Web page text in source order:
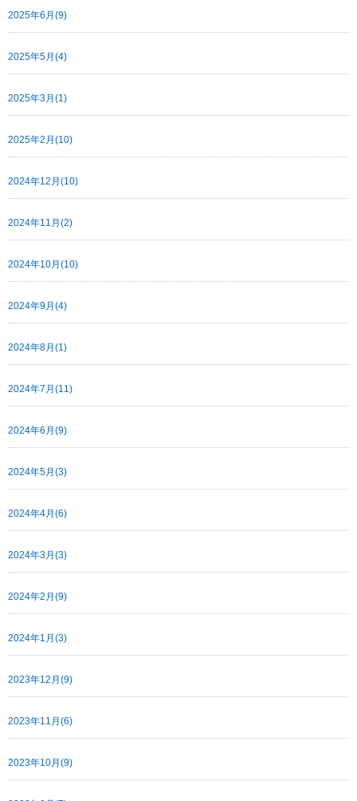
2025年6月(9)
2025年5月(4)
2025年3月(1)
2025年2月(10)
2024年12月(10)
2024年11月(2)
2024年10月(10)
2024年9月(4)
2024年8月(1)
2024年7月(11)
2024年6月(9)
2024年5月(3)
2024年4月(6)
2024年3月(3)
2024年2月(9)
2024年1月(3)
2023年12月(9)
2023年11月(6)
2023年10月(9)